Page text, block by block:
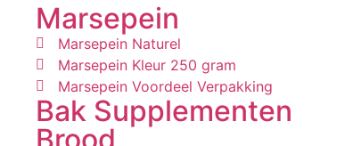
Marsepein
Marsepein Naturel
Marsepein Kleur 250 gram
Marsepein Voordeel Verpakking
Bak Supplementen